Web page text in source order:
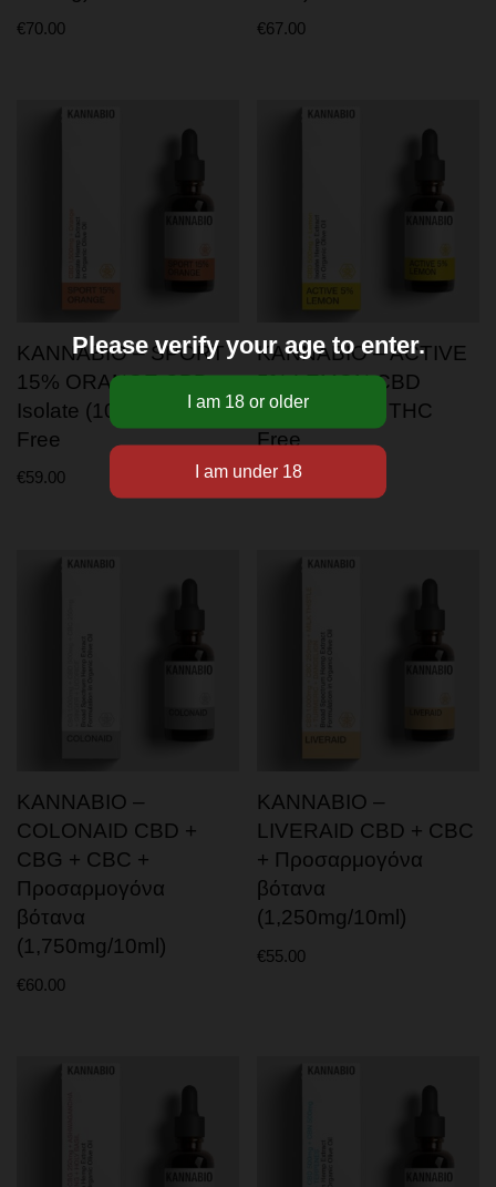
€70.00 €67.00
KANNABIO – SPORT
15% ORANGE CBD
Isolate (10ml) THC
Free
€59.00
KANNABIO – ACTIVE
5% LEMON CBD
Isolate, 10ml, THC
Free
€24.00
KANNABIO –
COLONAID CBD +
CBG + CBC +
Προσαρμογόνα
βότανα
(1,750mg/10ml)
€60.00
KANNABIO –
LIVERAID CBD + CBC
+ Προσαρμογόνα
βότανα
(1,250mg/10ml)
€55.00
Please verify your age to enter.